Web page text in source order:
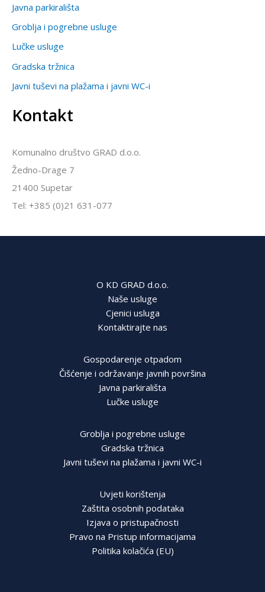
Javna parkirališta
Groblja i pogrebne usluge
Lučke usluge
Gradska tržnica
Javni tuševi na plažama i javni WC-i
Kontakt
Komunalno društvo GRAD d.o.o.
Žedno-Drage 7
21400 Supetar
Tel: +385 (0)21 631-077
O KD GRAD d.o.o.
Naše usluge
Cjenici usluga
Kontaktirajte nas
Gospodarenje otpadom
Čišćenje i održavanje javnih površina
Javna parkirališta
Lučke usluge
Groblja i pogrebne usluge
Gradska tržnica
Javni tuševi na plažama i javni WC-i
Uvjeti korištenja
Zaštita osobnih podataka
Izjava o pristupačnosti
Pravo na Pristup informacijama
Politika kolačića (EU)